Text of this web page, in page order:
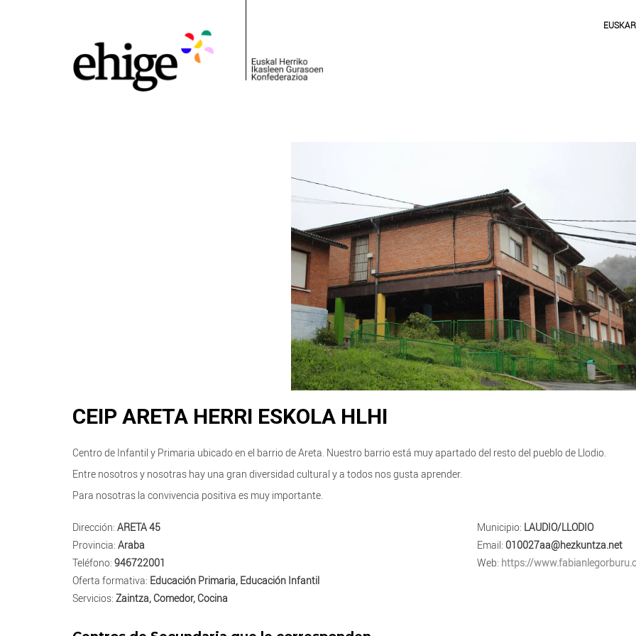
CEIP ARETA HERRI ESKOLA HLHI
Centro de Infantil y Primaria ubicado en el barrio de Areta. Nuestro barrio está muy apartado del resto del pueblo de Llodio.
Entre nosotros y nosotras hay una gran diversidad cultural y a todos nos gusta aprender.
Para nosotras la convivencia positiva es muy importante.
Dirección: ARETA 45 Municipio: LAUDIO/LLODIO
Provincia: Araba Email: 010027aa@hezkuntza.net
Teléfono: 946722001 Web: https://
Oferta formativa: Educación Primaria, Educación Infantil
Servicios: Zaintza, Comedor, Cocina